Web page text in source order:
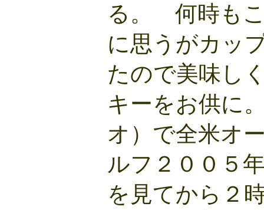
る。 何時も
に思うがカッ
たので美味し
キーをお供に
オ）で全米オ
ルフ２００５
を見てから２